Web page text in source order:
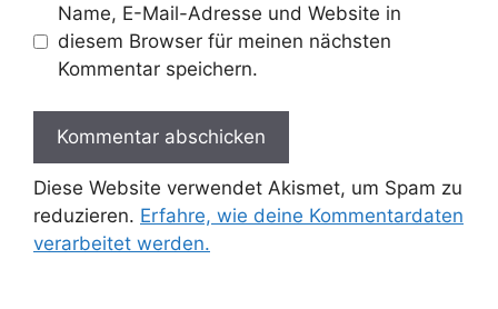
Name, E-Mail-Adresse und Website in
diesem Browser für meinen nächsten
Kommentar speichern.
Diese Website verwendet Akismet, um Spam zu
reduzieren. Erfahre, wie deine Kommentardaten
verarbeitet werden.